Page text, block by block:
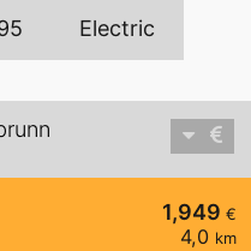
Electric
1,949 €
4,0 km